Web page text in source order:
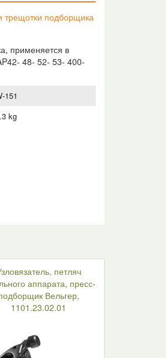
трещотки подборщика
применяется в
48- 52- 53- 400-
151
kg
петляч
аппарата, пресс-
Вельгер,
1101.23.02.01